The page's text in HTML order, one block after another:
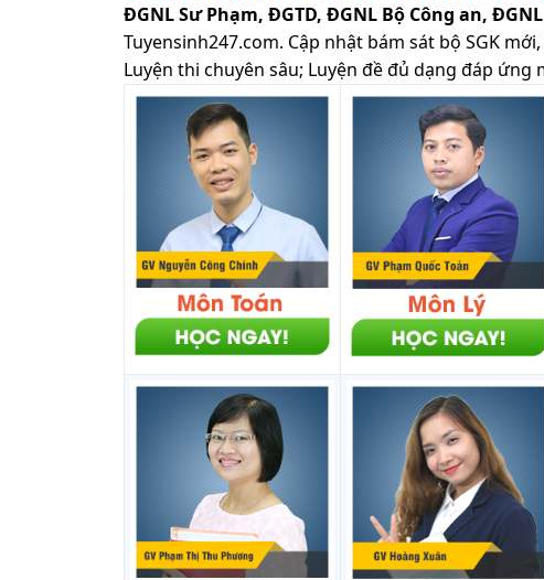
ĐGNL Sư Phạm, ĐGTD, ĐGNL Bộ Công an,
Tuyensinh247.com. Cập nhật bám sát bộ SGK
Luyện thi chuyên sâu; Luyện đề đủ dạng đáp ứng